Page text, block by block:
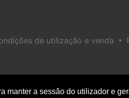
manter a sessão do utilizador e
de utilização e venda •